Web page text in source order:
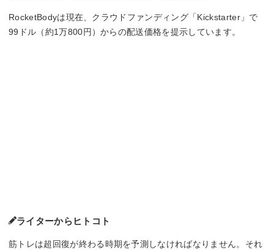
RocketBodyは現在、クラウドファンディング「Kickstarter」で
99ドル（約1万800円）からの配送価格を提示しています。
ライターからヒトコト
筋トレは超回復が終わる時期を予測しなければなりません。それ